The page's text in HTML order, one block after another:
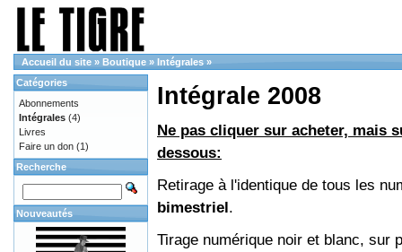
Accueil du site » Boutique » Intégrales »
Intégrale 2008
Ne pas cliquer sur acheter, mais
dessous:
Retirage à l'identique de tous les
bimestriel.
Tirage numérique noir et blanc, sur
Catégories
Abonnements
Intégrales (4)
Livres
Faire un don (1)
Recherche
Nouveautés